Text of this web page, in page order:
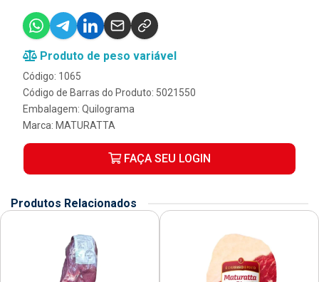
Produto de peso variável
Código: 1065
Código de Barras do Produto: 5021550
Embalagem: Quilograma
Marca: MATURATTA
FAÇA SEU LOGIN
Produtos Relacionados